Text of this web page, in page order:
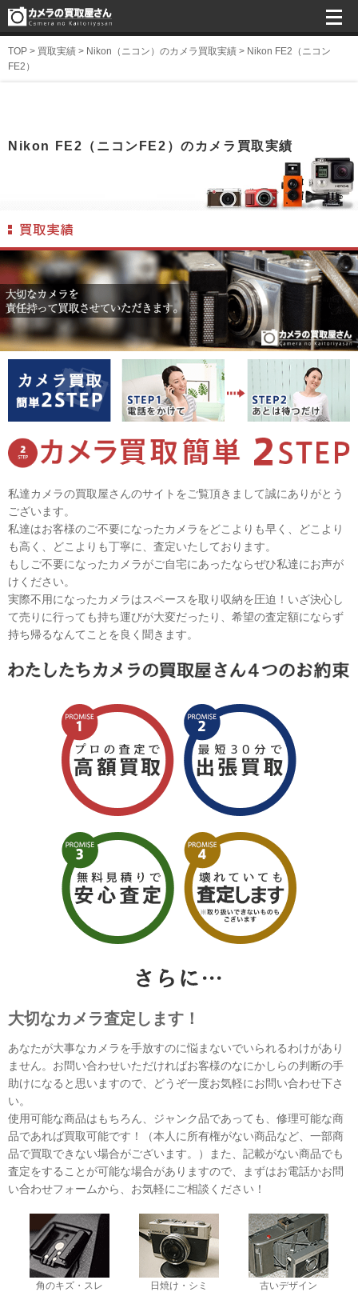
TOP > 買取実績 > Nikon（ニコン）のカメラ買取実績 > Nikon FE2（ニコン
FE2）
Nikon FE2（ニコンFE2）のカメラ買取実績
私達カメラの買取屋さんのサイトをご覧頂きまして誠にありがとう
ございます。
私達はお客様のご不要になったカメラをどこよりも早く、どこより
も高く、どこよりも丁寧に、査定いたしております。
もしご不要になったカメラがご自宅にあったならぜひ私達にお声が
けください。
実際不用になったカメラはスペースを取り収納を圧迫！いざ決心し
て売りに行っても持ち運びが大変だったり、希望の査定額にならず
持ち帰るなんてことを良く聞きます。
大切なカメラ査定します！
あなたが大事なカメラを手放すのに悩まないでいられるわけがあり
ません。お問い合わせいただければお客様のなにかしらの判断の手
助けになると思いますので、どうぞ一度お気軽にお問い合わせ下さ
い。
使用可能な商品はもちろん、ジャンク品であっても、修理可能な商
品であれば買取可能です！（本人に所有権がない商品など、一部商
品で買取できない場合がございます。）また、記載がない商品でも
査定をすることが可能な場合がありますので、まずはお電話かお問
い合わせフォームから、お気軽にご相談ください！
角のキズ・スレ 日焼け・シミ 古いデザイン